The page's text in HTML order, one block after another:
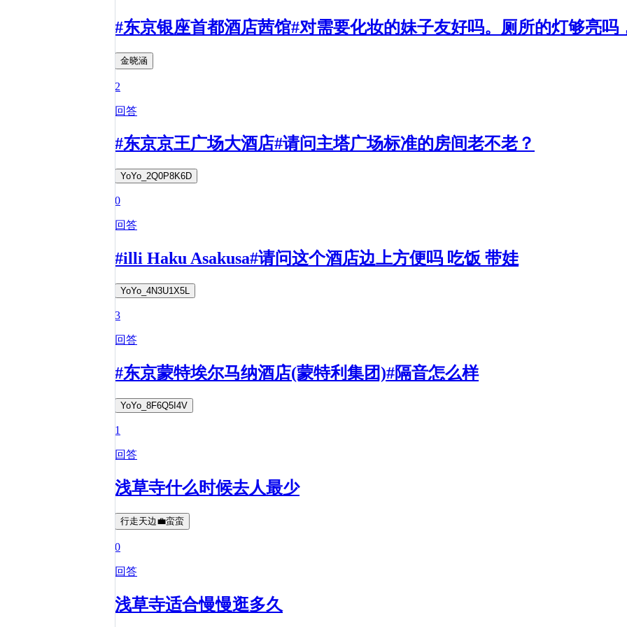
#东京银座首都酒店茜馆#对需要化妆的妹子友好吗。厕所的灯够亮吗
金晓涵
2
回答
#东京京王广场大酒店#请问主塔广场标准的房间老不老？
YoYo_2Q0P8K6D
0
回答
#illi Haku Asakusa#请问这个酒店边上方便吗 吃饭 带娃
YoYo_4N3U1X5L
3
回答
#东京蒙特埃尔马纳酒店(蒙特利集团)#隔音怎么样
YoYo_8F6Q5I4V
1
回答
浅草寺什么时候去人最少
行走天边💼蛮蛮
0
回答
浅草寺适合慢慢逛多久